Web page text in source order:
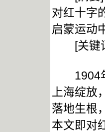
对红十字
启蒙运动
[关键词]
1904年
上海绽
落地生根
本文即对